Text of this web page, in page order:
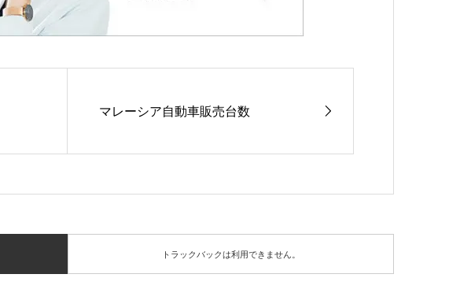
マレーシア自動車販売台数
トラックバックは利用できません。